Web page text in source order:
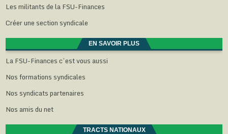
Les militants de la FSU-Finances
Créer une section syndicale
EN SAVOIR PLUS
La FSU-Finances c’est vous aussi
Nos formations syndicales
Nos syndicats partenaires
Nos amis du net
TRACTS NATIONAUX